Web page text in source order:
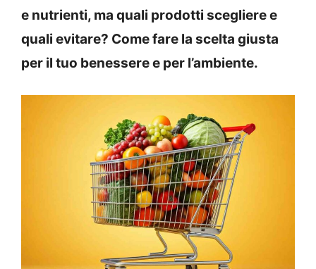
e nutrienti, ma quali prodotti scegliere e
quali evitare? Come fare la scelta giusta
per il tuo benessere e per l’ambiente.